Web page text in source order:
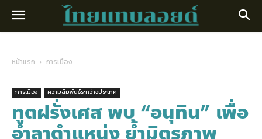
หน้าแรก การเมือง
การเมือง ความสัมพันธ์ระหว่างประเทศ
ทูตฝรั่งเศส พบ “อนุทิน” เพื่อ